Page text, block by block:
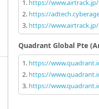
https://www.airtrack.jp/
https://
https://
Quadrant Global Pte
https://
https://
https://